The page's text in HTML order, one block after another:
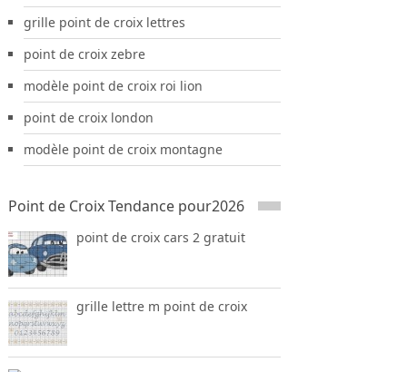
grille point de croix lettres
point de croix zebre
modèle point de croix roi lion
point de croix london
modèle point de croix montagne
Point de Croix Tendance pour2026
point de croix cars 2 gratuit
grille lettre m point de croix